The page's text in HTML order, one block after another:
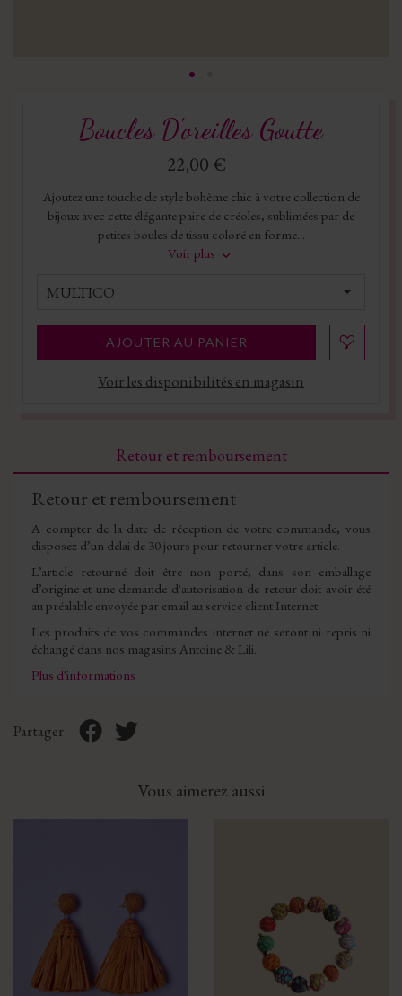
Boucles D'oreilles Goutte
22,00 €
Ajoutez une touche de style bohème chic à votre collection de
bijoux avec cette élégante paire de créoles, sublimées par de
petites boules de tissu coloré en forme...
Voir plus
MULTICO
AJOUTER AU PANIER
Voir les disponibilités en magasin
Retour et remboursement
Retour et remboursement
A compter de la date de réception de votre commande, vous
disposez d’un délai de 30 jours pour retourner votre article.
L’article retourné doit être non porté, dans son emballage
d’origine et une demande d'autorisation de retour doit avoir été
au préalable envoyée par email au service client Internet.
Les produits de vos commandes internet ne seront ni repris ni
échangé dans nos magasins Antoine & Lili.
Plus d'informations
Partager
Vous aimerez aussi